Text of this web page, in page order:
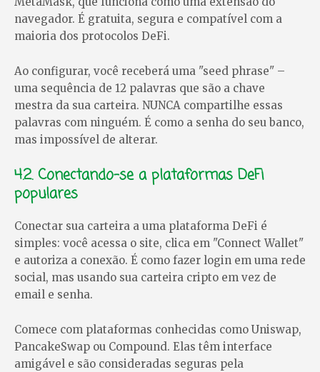
navegador. É gratuita, segura e compatível com a
maioria dos protocolos DeFi.
Ao configurar, você receberá uma "seed phrase" –
uma sequência de 12 palavras que são a chave
mestra da sua carteira. NUNCA compartilhe essas
palavras com ninguém. É como a senha do seu banco,
mas impossível de alterar.
4.2. Conectando-se a plataformas DeFi
populares
Conectar sua carteira a uma plataforma DeFi é
simples: você acessa o site, clica em "Connect Wallet"
e autoriza a conexão. É como fazer login em uma rede
social, mas usando sua carteira cripto em vez de
email e senha.
Comece com plataformas conhecidas como Uniswap,
PancakeSwap ou Compound. Elas têm interface
amigável e são consideradas seguras pela